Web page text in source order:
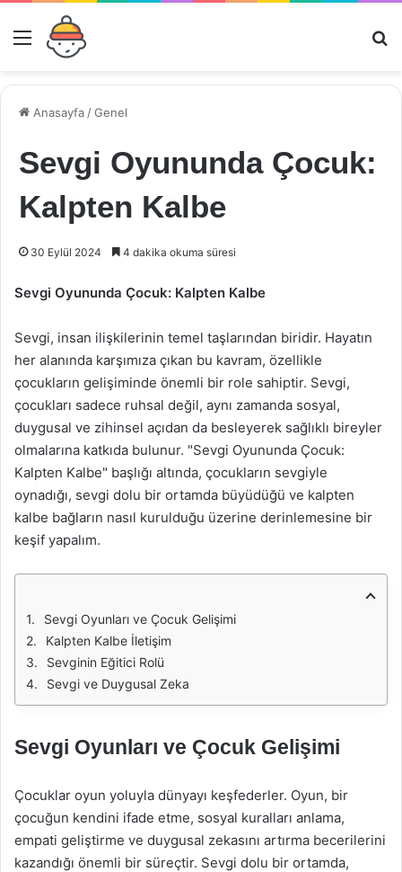
Menü
Anasayfa /Genel
Sevgi Oyununda Çocuk:
Kalpten Kalbe
30 Eylül 2024 4 dakika okuma süresi
Sevgi Oyununda Çocuk: Kalpten Kalbe
Sevgi, insan ilişkilerinin temel taşlarından biridir. Hayatın
her alanında karşımıza çıkan bu kavram, özellikle
çocukların gelişiminde önemli bir role sahiptir. Sevgi,
çocukları sadece ruhsal değil, aynı zamanda sosyal,
duygusal ve zihinsel açıdan da besleyerek sağlıklı bireyler
olmalarına katkıda bulunur. "Sevgi Oyununda Çocuk:
Kalpten Kalbe" başlığı altında, çocukların sevgiyle
oynadığı, sevgi dolu bir ortamda büyüdüğü ve kalpten
kalbe bağların nasıl kurulduğu üzerine derinlemesine bir
keşif yapalım.
Sevgi Oyunları ve Çocuk Gelişimi
Kalpten Kalbe İletişim
Sevginin Eğitici Rolü
Sevgi ve Duygusal Zeka
Sevgi Oyunları ve Çocuk Gelişimi
Çocuklar oyun yoluyla dünyayı keşfederler. Oyun, bir
çocuğun kendini ifade etme, sosyal kuralları anlama,
empati geliştirme ve duygusal zekasını artırma becerilerini
kazandığı önemli bir süreçtir. Sevgi dolu bir ortamda,